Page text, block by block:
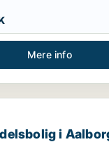
Mere info
i Aalborg Centrum
i